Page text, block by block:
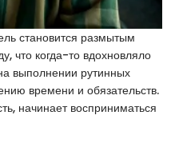
становится размытым
что когда-то вдохновляло
выполнении рутинных
времени и обязательств.
начинает восприниматься